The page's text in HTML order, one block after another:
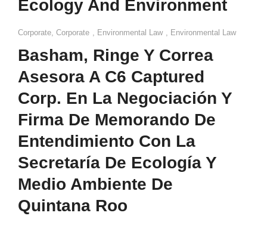
Ecology And Environment
Corporate, Corporate , Environmental Law , Environmental Law
Basham, Ringe Y Correa
Asesora A C6 Captured
Corp. En La Negociación Y
Firma De Memorando De
Entendimiento Con La
Secretaría De Ecología Y
Medio Ambiente De
Quintana Roo